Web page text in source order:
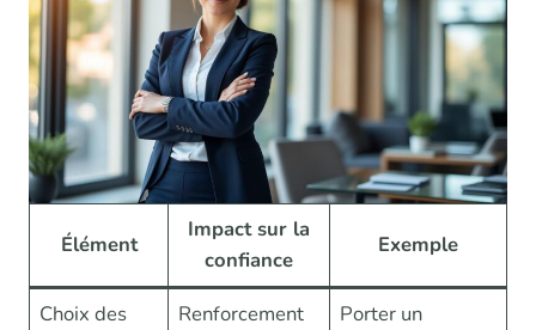
Élément
Impact sur la
confiance
Exemple
Choix des
Renforcement
Porter un